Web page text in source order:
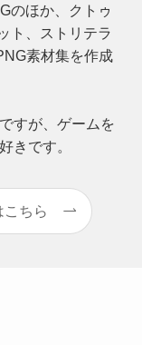
のほか、クトゥ
ト、ストリテラ
素材集を作成
すが、ゲームを
きです。
こちら